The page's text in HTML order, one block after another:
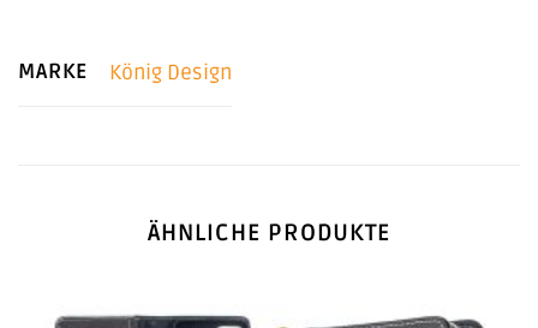
MARKE König Design
ÄHNLICHE PRODUKTE